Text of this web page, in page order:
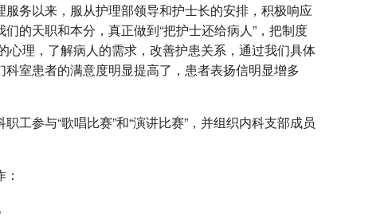
务以来，服从护理部领导和护士长的安排，积极响应
的天职和本分，真正做到“把护士还给病人”，把制度
心理，了解病人的需求，改善护患关系，通过我们具体
室患者的满意度明显提高了，患者表扬信明显增多
参与“歌唱比赛”和“演讲比赛”，并组织内科支部成员